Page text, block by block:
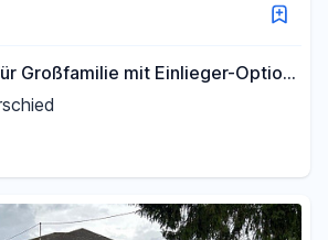
Großfamilie mit Einlieger-Option,